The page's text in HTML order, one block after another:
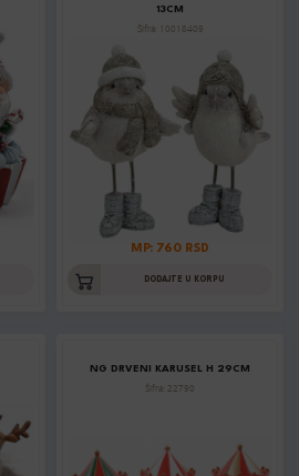
13CM
Šifra: 10018409
MP: 760 RSD
DODAJTE U KORPU
NG DRVENI KARUSEL H 29CM
Šifra: 22790